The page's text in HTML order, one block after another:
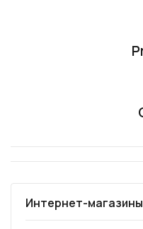
Интернет-магазины